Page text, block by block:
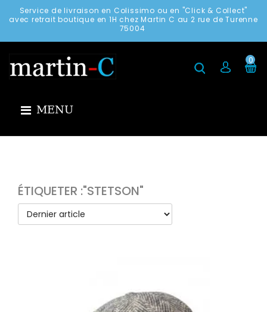
Service de livraison en Colissimo ou en "Click & Collect"
avec retrait boutique en 1H chez Martin C au 2 rue de Turenne
75004
0
MENU
ÉTIQUETER :"STETSON"